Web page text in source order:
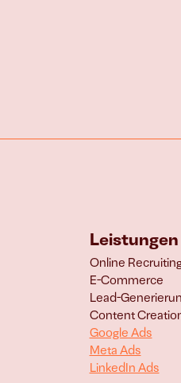
Leistungen
Online
E-Commerce
Lead-
Content
Google Ads
Meta Ads
LinkedIn Ads